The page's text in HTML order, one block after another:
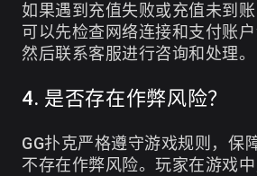
如果遇到充值失败或充值未到账
可以先检查网络连接和支付账户
然后联系客服进行咨询和处理。
4. 是否存在作弊风险？
GG扑克严格遵守游戏规则，保
不存在作弊风险。玩家在游戏中